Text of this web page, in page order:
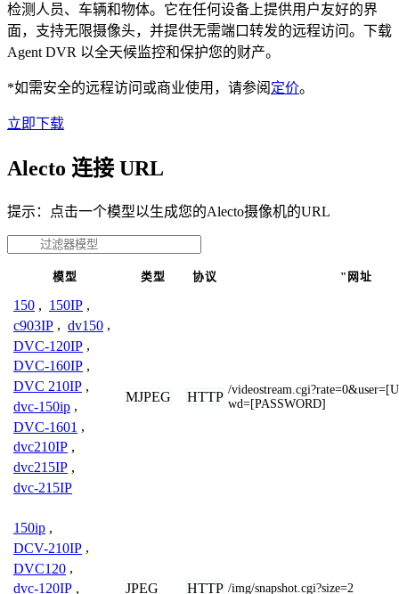
检测人员、车辆和物体。它在任何设备上提供用户友好的界
面，支持无限摄像头，并提供无需端口转发的远程访问。下载
Agent DVR 以全天候监控和保护您的财产。
*如需安全的远程访问或商业使用，请参阅 定价。
立即下载
Alecto 连接 URL
提示：点击一个模型以生成您的Alecto摄像机的URL
模型 类型 协议 "网址
150 , 150IP ,
c903IP , dv150 ,
DVC-120IP ,
DVC-160IP ,
DVC 210IP ,
dvc-150ip ,
DVC-1601 ,
dvc210IP ,
dvc215IP ,
dvc-215IP
MJPEG HTTP /
wd=[PASSWORD]
150ip ,
DCV-210IP ,
DVC120 ,
dvc-120IP , JPEG HTTP /img/snapshot.cgi?size=2